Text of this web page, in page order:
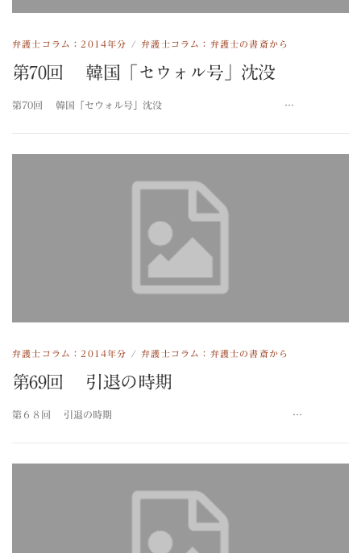
弁護士コラム：2014年分 /弁護士コラム：弁護士の書斎から
第70回 韓国「セウォル号」沈没
第70回 韓国「セウォル号」沈没 …
弁護士コラム：2014年分 /弁護士コラム：弁護士の書斎から
第69回 引退の時期
第６８回 引退の時期 …